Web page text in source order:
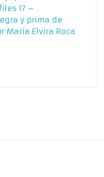
17 –
y prima de
María Elvira Roca